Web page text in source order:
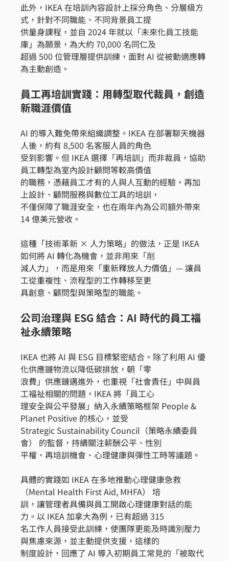
此外，IKEA 在培訓內容設計上採分角色、分層級方
式，針對不同職能、不同背景員工提
供量身課程，並自 2024 年就以「未來化員工技能
庫」為願景，為大約 70,000 名同仁及
超過 500 位管理層提供訓練，面對 AI 從被動適應轉
為主動創造。
員工再培訓實踐：用轉型取代裁員，創造
新職涯價值
AI 的導入難免帶來組織調整。IKEA 在部署聊天機器
人後，約有 8,500 名客服人員的角色
受到影響。但 IKEA 選擇「再培訓」而非裁員，協助
員工轉型為室內設計顧問等較高價值
的職務，憑藉員工才有的人與人互動的經驗，再加
上設計、顧問服務與數位工具的培訓，
不僅保障了職涯安全，也在兩年內為公司額外帶來
14 億美元營收。
這種「技術革新 × 人力策略」的做法，正是 IKEA
如何將 AI 轉化為機會，並非用來「削
減人力」，而是用來「重新釋放人力價值」— 讓員
工從重複性、流程型的工作轉移至更
具創意、顧問型與策略型的職能。
公司治理與 ESG 結合：AI 時代的員工福
祉永續策略
IKEA 也將 AI 與 ESG 目標緊密結合。除了利用 AI 優
化供應鏈物流以降低碳排放，朝「零
浪費」供應鏈邁進外，也重視「社會責任」中與員
工福祉相關的問題，IKEA 將「員工心
理安全與公平發展」納入永續策略框架 People &
Planet Positive 的核心，並受
Strategic Sustainability Council（策略永續委員
會） 的監督，持續關注薪酬公平、性別
平權、再培訓機會、心理健康與彈性工時等議題。
具體的實踐如 IKEA 在多地推動心理健康急救
（Mental Health First Aid, MHFA） 培
訓，讓管理者具備與員工開啟心理健康對話的能
力。以 IKEA 加拿大為例，已有超過 315
名工作人員接受此訓練，使團隊更能及時識別壓力
與焦慮來源，並主動提供支援，這樣的
制度設計，回應了 AI 導入初期員工常見的「被取代